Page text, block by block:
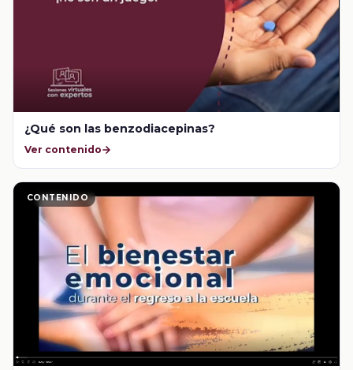
¿Qué son las benzodiacepinas?
Ver contenido
CONTENIDO